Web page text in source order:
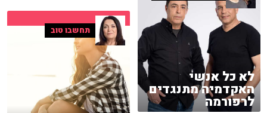
לא כל אנשי
האקדמיה מתנגדים
לרפורמה
תחשבו טוב